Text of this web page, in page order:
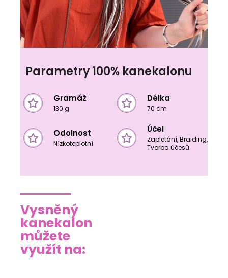
Parametry 100% kanekalonu
Gramáž
130 g
Délka
70 cm
Odolnost
Nízkoteplotní
Účel
Zapletání, Braiding,
Tvorba účesů
Vysněný
kanekalon
můžete
využít na: